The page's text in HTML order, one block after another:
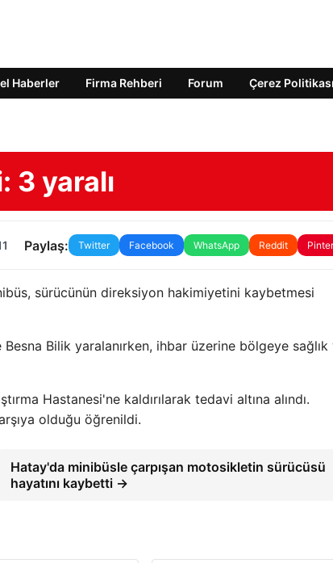
Haberler Firma Rehberi Forum Çerez Politikası
yaralı
Paylaş: Twitter Facebook WhatsApp Reddit
sürücünün direksiyon hakimiyetini kaybetmesi
Bilik yaralanırken, ihbar üzerine bölgeye sağlık
Hastanesi'ne kaldırılarak tedavi altına alındı.
olduğu öğrenildi.
Hatay'da minibüsle çarpışan motosikletin sürücüsü
hayatını kaybetti →